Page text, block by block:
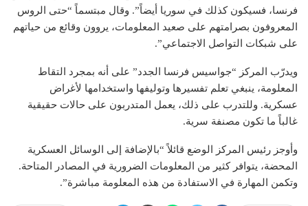
فرنسا، فسيكون كذلك في سوريا أيضاً”. وقال مبتسماً “حتى الروس
المعروفون بصرامتهم على صعيد المعلومات، يروون وقائع من حياتهم
على شبكات التواصل الاجتماعي”.
ويدرّب المركز “جواسيس فرنسا الجدد” على أنه بمجرد التقاط
المعلومة، ينبغي تعلم تفسيرها وتوليفها واستخدامها لأغراض
عسكرية. وللتدرب على ذلك، يعمل المتدربون على حالات حقيقية
غالباً ما تكون مصنفة سرية.
وأوجز رئيس المركز الوضع قائلاً “بالإضافة إلى الوسائل العسكرية
المحضة، يتوافر كثير من المعلومات الضرورية في المصادر المتاحة.
وتكمن المهارة في الاستفادة من هذه المعلومة مباشرة”.